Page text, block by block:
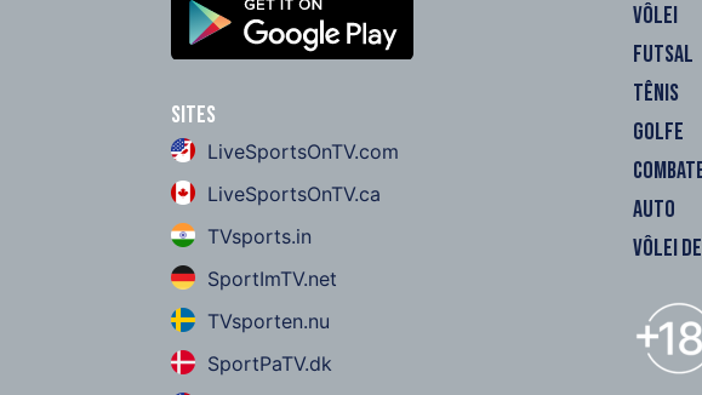
Sites
LiveSportsOnTV.com
LiveSportsOnTV.ca
TVsports.in
SportImTV.net
TVsporten.nu
SportPaTV.dk
VÔLEI
FUTSAL
TÊNIS
GOLFE
AUTO
VÔLEI